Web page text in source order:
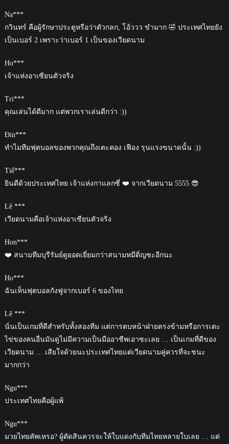
Na***
กวินทร์ คือผู้รักษาประตูหรือว่าตัวกลก, โอ้ววว ขำมาก 🤣 ประเทศไทยยัง
เป็นเบอร์ 2 เพราะว่าเบอร์ 1 เป็นของเวียดนาม
Ho***
เจ้าแห่งอาเซียนตัวจริง
Tri***
คุณเล่นได้ดีมาก แต่พวกเราเล่นดีกว่า :))
Đin***
ทำไมทีมฟุตบอลของพวกคุณถึงเตะคอง เฟือง รุนแรงขนาดนั้น :))
Tiế***
ยินดีด้วยประเทศไทย เจ้าแห่งกาแลกซี่ ❤️ จากเวียดนาม 5555 😎
Lê ***
เวียดนามคือเจ้าแห่งอาเซียนตัวจริง
Hon***
❤️ สนามทีมบุรีรัมย์ดูยอดเยี่ยมกว่าสนามหมีดิ่ญซะอีกนะ
Ho***
ฉันเห็นฟุตบอลกังฟูจากเบอร์ 6 ของไทย
Lê ***
นั่นเป็นเกมที่ดีสำหรับทั้งสองทีม แต่การตบหน้าฝ่ายตรงข้ามหรือการเตะ
ไข่ของคนอื่นมันดูไม่มีความเป็นมืออาชีพเอาซะเลย … เป็นเกมที่ดีของ
เวียดนาม … เสียใจด้วยนะประเทศไทยแต่เวียดนามคู่ควรที่จะชนะ
มากกว่า
Ngu***
ประเทศไทยคือผู้แพ้
Ngu***
มวยไทยคัพเหรอ? ผู้ตัดสินควรจะให้ใบแดงกับทีมไทยหลายใบเลย … แต่